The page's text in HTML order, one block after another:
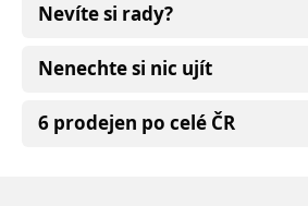
Nevíte si rady?
Nenechte si nic ujít
6 prodejen po celé ČR